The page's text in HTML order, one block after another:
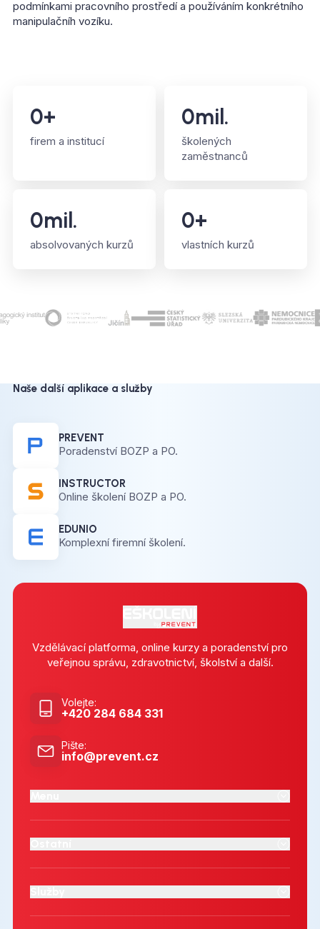
podmínkami pracovního prostředí a používáním konkrétního
manipulačníh vozíku.
0+
firem a institucí
0mil.
školených
zaměstnanců
0mil.
absolvovaných kurzů
0+
vlastních kurzů
Naše další aplikace a služby
PREVENT
Poradenství BOZP a PO.
INSTRUCTOR
Online školení BOZP a PO.
EDUNIO
Komplexní firemní školení.
Vzdělávací platforma, online kurzy a poradenství pro
veřejnou správu, zdravotnictví, školství a další.
Volejte:
+420 284 684 331
Pište:
info@prevent.cz